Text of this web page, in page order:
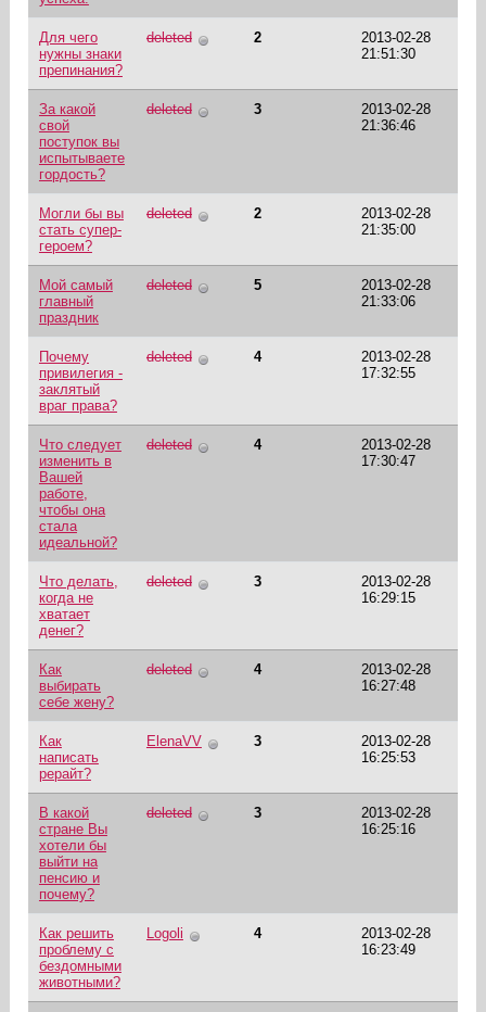
Для чего
нужны знаки
препинания?
deleted 2
2013-02-28
21:51:30
За какой
свой
поступок вы
испытываете
гордость?
deleted 3
2013-02-28
21:36:46
Могли бы вы
стать супер-
героем?
deleted 2
2013-02-28
21:35:00
Мой самый
главный
праздник
deleted 5
2013-02-28
21:33:06
Почему
привилегия -
заклятый
враг права?
deleted 4
2013-02-28
17:32:55
Что следует
изменить в
Вашей
работе,
чтобы она
стала
идеальной?
deleted 4
2013-02-28
17:30:47
Что делать,
когда не
хватает
денег?
deleted 3
2013-02-28
16:29:15
Как
выбирать
себе жену?
deleted 4
2013-02-28
16:27:48
Как
написать
рерайт?
ElenaVV 3
2013-02-28
16:25:53
В какой
стране Вы
хотели бы
выйти на
пенсию и
почему?
deleted 3
2013-02-28
16:25:16
Как решить
проблему с
бездомными
животными?
Logoli 4
2013-02-28
16:23:49